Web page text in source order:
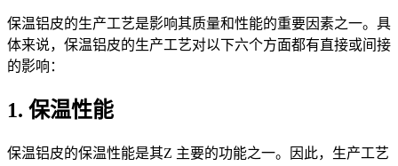
保温铝皮的生产工艺是影响其质量和性能的重要因素之一。具
体来说，保温铝皮的生产工艺对以下六个方面都有直接或间接
的影响：
1. 保温性能
保温铝皮的保温性能是其Z 主要的功能之一。因此，生产工艺